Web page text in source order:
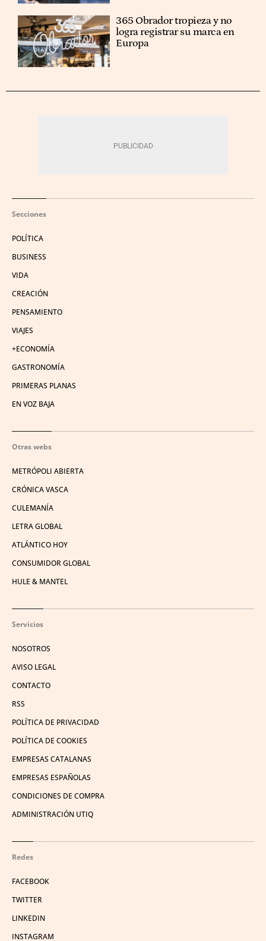
365 Obrador tropieza y no
logra registrar su marca en
Europa
Secciones
POLÍTICA
BUSINESS
VIDA
CREACIÓN
PENSAMIENTO
VIAJES
+ECONOMÍA
GASTRONOMÍA
PRIMERAS PLANAS
EN VOZ BAJA
Otras webs
METRÓPOLI ABIERTA
CRÓNICA VASCA
CULEMANÍA
LETRA GLOBAL
ATLÁNTICO HOY
CONSUMIDOR GLOBAL
HULE & MANTEL
Servicios
NOSOTROS
AVISO LEGAL
CONTACTO
RSS
POLÍTICA DE PRIVACIDAD
POLÍTICA DE COOKIES
EMPRESAS CATALANAS
EMPRESAS ESPAÑOLAS
CONDICIONES DE COMPRA
ADMINISTRACIÓN UTIQ
Redes
FACEBOOK
TWITTER
LINKEDIN
INSTAGRAM